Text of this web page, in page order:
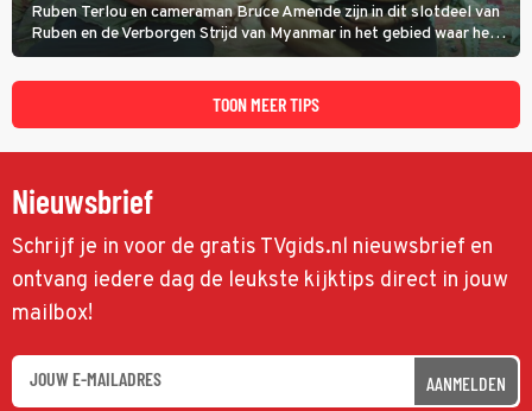
Ruben Terlou en cameraman Bruce Amende zijn in dit slotdeel van
Ruben en de Verborgen Strijd van Myanmar in het gebied waar het
KNDF-rebellenleger de scepter zwaait. De rebellenleider zet zich
in voor vrijheid en gelijkheid voor iedereen. (HH)
TOON MEER TIPS
Nieuwsbrief
Schrijf je in voor de gratis TVgids.nl nieuwsbrief en
ontvang iedere dag de leukste kijktips direct in jouw
mailbox!
AANMELDEN